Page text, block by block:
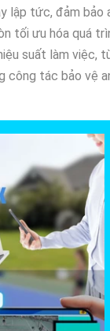
lập tức, đảm bảo
tối ưu hóa quá
suất làm việc,
công tác bảo vệ